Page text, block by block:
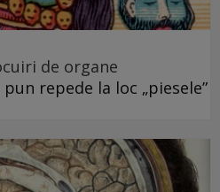
de organe
repede la loc „piesele”